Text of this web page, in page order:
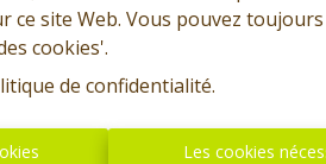
ce site Web. Vous pouvez
cookies'.
de confidentialité.
Les cookies